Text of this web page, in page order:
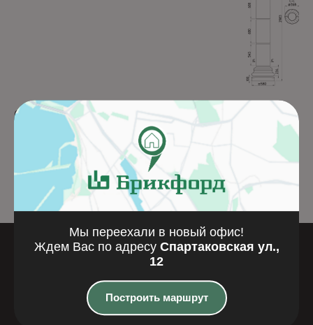
CR18x12AZ
Подробнее
KL37T
Подробнее
Где мы
находимся
Казань, Спартаковская улица, 12
Мы переехали в новый офис!
Ждем Вас по адресу Спартаковская ул.,
12
Построить маршрут